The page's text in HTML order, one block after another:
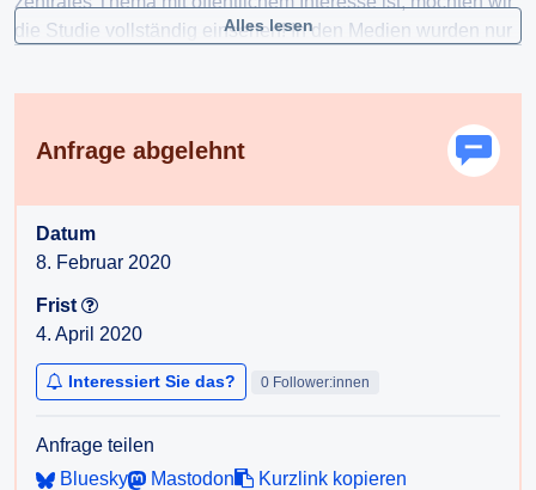
die Studie vollständig einsehen! In den Medien wurden nur
Alles lesen
Anfrage abgelehnt
Datum
8. Februar 2020
Frist
4. April 2020
Interessiert Sie das? 0 Follower:innen
Anfrage teilen
Bluesky
Mastodon Kurzlink kopieren